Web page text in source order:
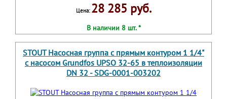
Цена: 28 285 руб.
В наличии 8 шт. *
STOUT Насосная группа с прямым контуром 1 1/4"
с насосом Grundfos UPSO 32-65 в теплоизоляции
DN 32 - SDG-0001-003202